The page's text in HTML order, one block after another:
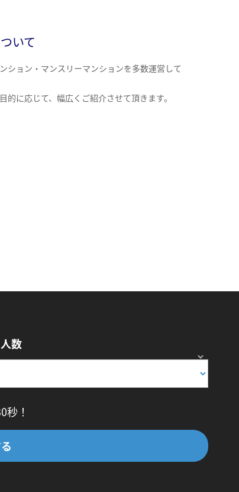
いて
ション・マンスリーマンションを多数運営して
的に応じて、幅広くご紹介させて頂きます。
数
秒！